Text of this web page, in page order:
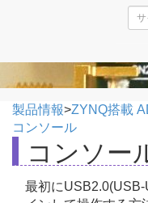
製品情報>ZYNQ搭載
コンソール
コンソー
最初に